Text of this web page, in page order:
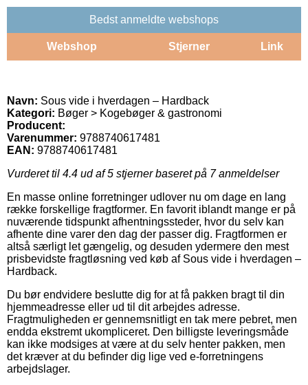
Bedst anmeldte webshops
Webshop Stjerner Link
Navn: Sous vide i hverdagen – Hardback
Kategori: Bøger > Kogebøger & gastronomi
Producent:
Varenummer: 9788740617481
EAN: 9788740617481
Vurderet til 4.4 ud af 5 stjerner baseret på 7anmeldelser
En masse online forretninger udlover nu om dage en lang
række forskellige fragtformer. En favorit iblandt mange er på
nuværende tidspunkt afhentningssteder, hvor du selv kan
afhente dine varer den dag der passer dig. Fragtformen er
altså særligt let gængelig, og desuden ydermere den mest
prisbevidste fragtløsning ved køb af Sous vide i hverdagen –
Hardback.
Du bør endvidere beslutte dig for at få pakken bragt til din
hjemmeadresse eller ud til dit arbejdes adresse.
Fragtmuligheden er gennemsnitligt en tak mere pebret, men
endda ekstremt ukompliceret. Den billigste leveringsmåde
kan ikke modsiges at være at du selv henter pakken, men
det kræver at du befinder dig lige ved e-forretningens
arbejdslager.